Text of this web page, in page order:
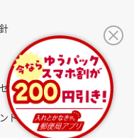
シビリティ方針
トに関する考え方